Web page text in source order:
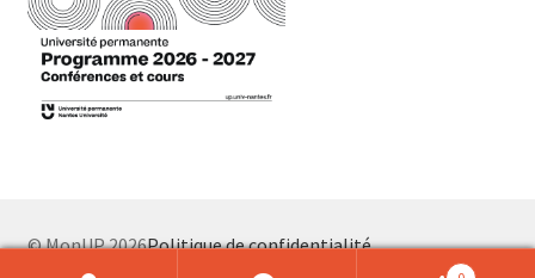
© MonUP 2026Politique de confidentialité